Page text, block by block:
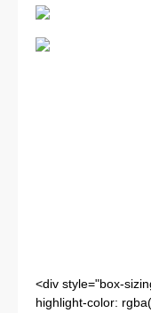
<div style="box-
highlight-color: